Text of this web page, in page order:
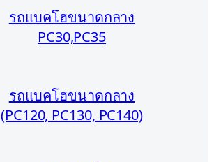
รถแบคโฮขนาดกลาง
PC30,PC35
รถแบคโฮขนาดกลาง
(PC120, PC130, PC140)